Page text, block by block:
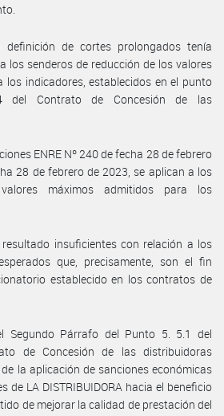
definición de cortes prolongados tenía
los senderos de reducción de los valores
los indicadores, establecidos en el punto
del Contrato de Concesión de las
ENRE Nº 240 de fecha 28 de febrero
28 de febrero de 2023, se aplican a los
máximos admitidos para los
insuficientes con relación a los
que, precisamente, son el fin
establecido en los contratos de
Segundo Párrafo del Punto 5. 5.1 del
de Concesión de las distribuidoras
la aplicación de sanciones económicas
de LA DISTRIBUIDORA hacia el beneficio
de mejorar la calidad de prestación del